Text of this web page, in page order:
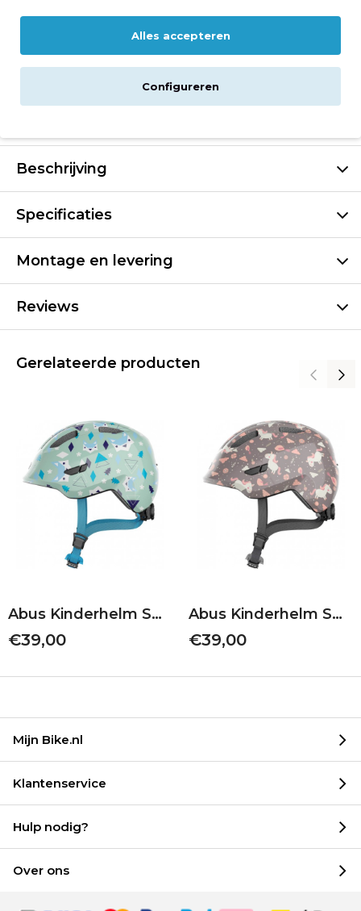
Voorzien van een handrem én terugtraprem
Inclusief afneembare zijwieltjes om te leren
Beschrijving
Specificaties
Montage en levering
Reviews
Gerelateerde producten
Abus Kinderhelm Smiley 3.0 | Green Nordic | S 45-50
€39,00
Abus Kinderhelm Smiley 3.0 | Grey Horse | M 50-55
€39,00
Mijn Bike.nl
Klantenservice
Hulp nodig?
Over ons
Alles accepteren
Configureren